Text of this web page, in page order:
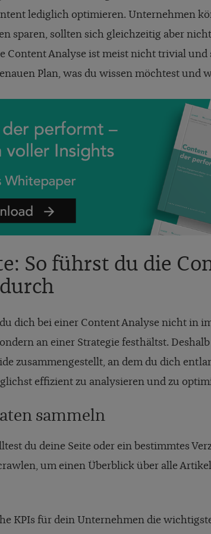
lediglich optimieren. Unternehmen
sparen, sollten sich gleichzeitig aber
Content Analyse ist meist nicht trivial und
Plan, was du wissen möchtest und
So führst du die
dich bei einer Content Analyse nicht in
an einer Strategie festhältst.
zusammengestellt, an dem du dich
effizient zu analysieren und zu
sammeln
du deine Seite oder ein bestimmtes
um einen Überblick über alle Artikel
KPIs für dein Unternehmen die